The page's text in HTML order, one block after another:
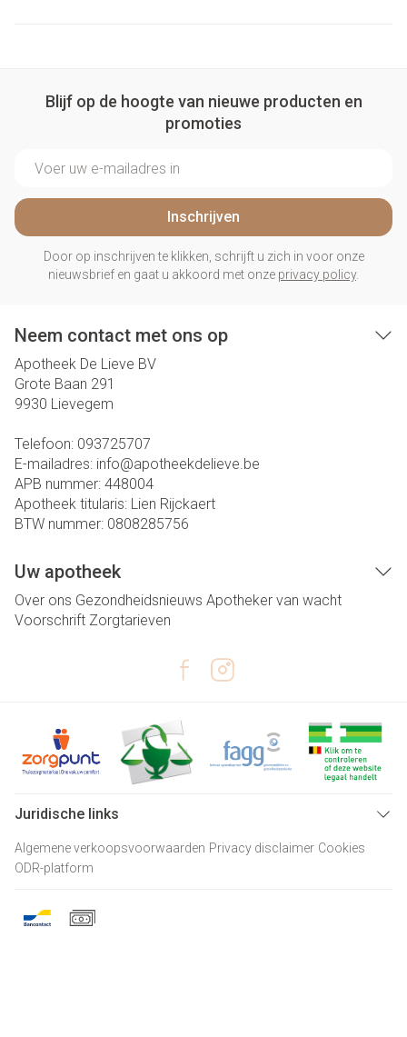
Blijf op de hoogte van nieuwe producten en
promoties
Inschrijven
Door op inschrijven te klikken, schrijft u zich in voor onze
nieuwsbrief en gaat u akkoord met onze privacy policy.
Neem contact met ons op
Apotheek De Lieve BV
Grote Baan 291
9930 Lievegem
Telefoon: 093725707
E-mailadres: info@apotheekdelieve.be
APB nummer: 448004
Apotheek titularis: Lien Rijckaert
BTW nummer: 0808285756
Uw apotheek
Over ons Gezondheidsnieuws Apotheker van wacht
Voorschrift Zorgtarieven
Juridische links
Algemene verkoopsvoorwaarden Privacy disclaimer Cookies
ODR-platform